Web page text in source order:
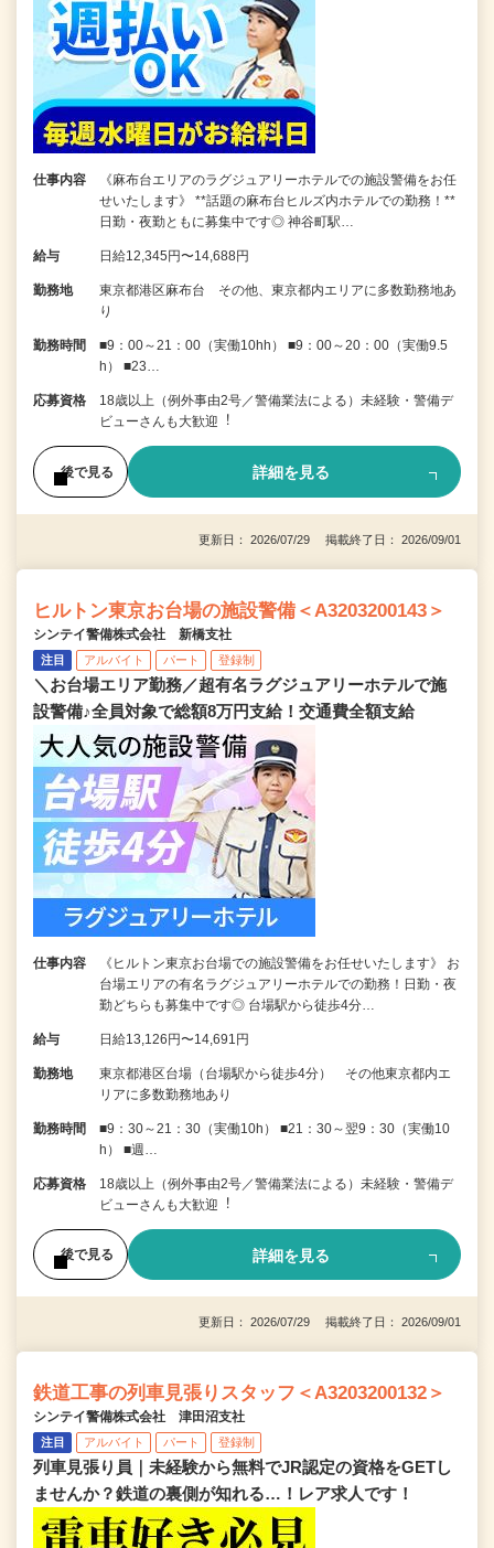
仕事内容
《麻布台エリアのラグジュアリーホテルでの施設警備をお任
せいたします》 **話題の麻布台ヒルズ内ホテルでの勤務！**
日勤・夜勤ともに募集中です◎ 神谷町駅…
給与 日給12,345円〜14,688円
勤務地
東京都港区麻布台 その他、東京都内エリアに多数勤務地あ
り
勤務時間
■9：00～21：00（実働10hh） ■9：00～20：00（実働9.5
h） ■23…
応募資格
18歳以上（例外事由2号／警備業法による）未経験・警備デ
ビューさんも⼤歓迎︕
後で見る 詳細を見る
更新日： 2026/07/29 掲載終了日： 2026/09/01
ヒルトン東京お台場の施設警備＜A3203200143＞
シンテイ警備株式会社 新橋支社
注目 アルバイト パート 登録制
＼お台場エリア勤務／超有名ラグジュアリーホテルで施
設警備♪全員対象で総額8万円支給！交通費全額支給
仕事内容
《ヒルトン東京お台場での施設警備をお任せいたします》 お
台場エリアの有名ラグジュアリーホテルでの勤務！日勤・夜
勤どちらも募集中です◎ 台場駅から徒歩4分…
給与 日給13,126円〜14,691円
勤務地
東京都港区台場（台場駅から徒歩4分） その他東京都内エ
リアに多数勤務地あり
勤務時間
■9：30～21：30（実働10h） ■21：30～翌9：30（実働10
h） ■週…
応募資格
18歳以上（例外事由2号／警備業法による）未経験・警備デ
ビューさんも⼤歓迎︕
後で見る 詳細を見る
更新日： 2026/07/29 掲載終了日： 2026/09/01
鉄道工事の列車見張りスタッフ＜A3203200132＞
シンテイ警備株式会社 津田沼支社
注目 アルバイト パート 登録制
列車見張り員｜未経験から無料でJR認定の資格をGETし
ませんか？鉄道の裏側が知れる…！レア求人です！